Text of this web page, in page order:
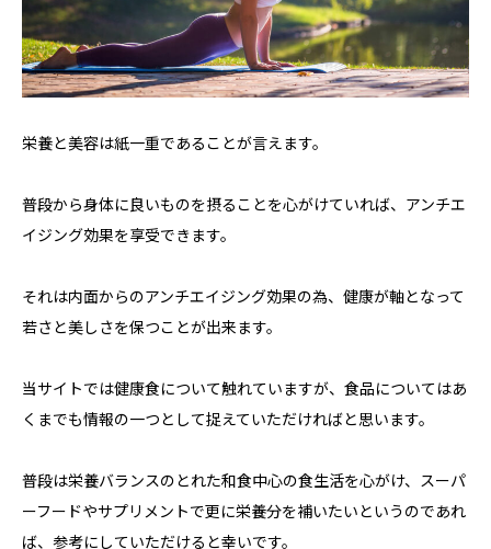
栄養と美容は紙一重であることが言えます。
普段から身体に良いものを摂ることを心がけていれば、アンチエ
イジング効果を享受できます。
それは内面からのアンチエイジング効果の為、健康が軸となって
若さと美しさを保つことが出来ます。
当サイトでは健康食について触れていますが、食品についてはあ
くまでも情報の一つとして捉えていただければと思います。
普段は栄養バランスのとれた和食中心の食生活を心がけ、スーパ
ーフードやサプリメントで更に栄養分を補いたいというのであれ
ば、参考にしていただけると幸いです。